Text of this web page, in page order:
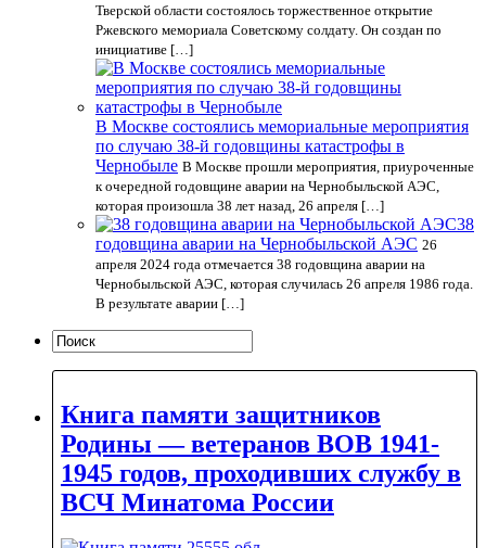
Тверской области состоялось торжественное открытие
Ржевского мемориала Советскому солдату. Он создан по
инициативе […]
В Москве состоялись мемориальные мероприятия
по случаю 38-й годовщины катастрофы в
Чернобыле В Москве прошли мероприятия, приуроченные
к очередной годовщине аварии на Чернобыльской АЭС,
которая произошла 38 лет назад, 26 апреля […]
38
годовщина аварии на Чернобыльской АЭС 26
апреля 2024 года отмечается 38 годовщина аварии на
Чернобыльской АЭС, которая случилась 26 апреля 1986 года.
В результате аварии […]
Книга памяти защитников
Родины — ветеранов ВОВ 1941-
1945 годов, проходивших службу в
ВСЧ Минатома России